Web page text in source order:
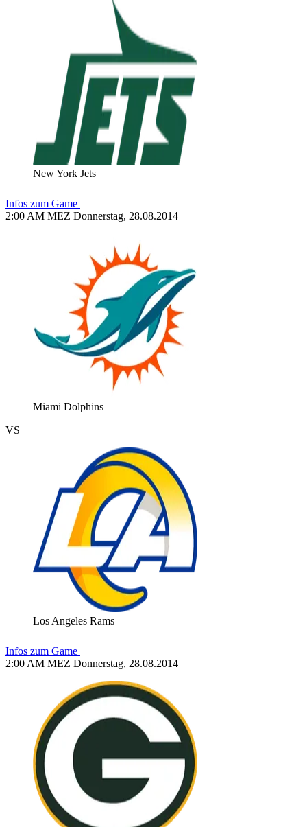
New York Jets
Infos zum Game
2:00 AM MEZ Donnerstag, 28.08.2014
Miami Dolphins
VS
Los Angeles Rams
Infos zum Game
2:00 AM MEZ Donnerstag, 28.08.2014